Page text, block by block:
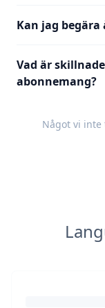
Kan jag
Vad är
abonnemang?
Något vi inte